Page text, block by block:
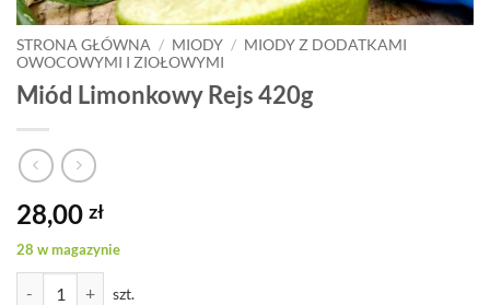
STRONA GŁÓWNA / MIODY / MIODY Z DODATKAMI
OWOCOWYMI I ZIOŁOWYMI
Miód Limonkowy Rejs 420g
28,00 zł
28 w magazynie